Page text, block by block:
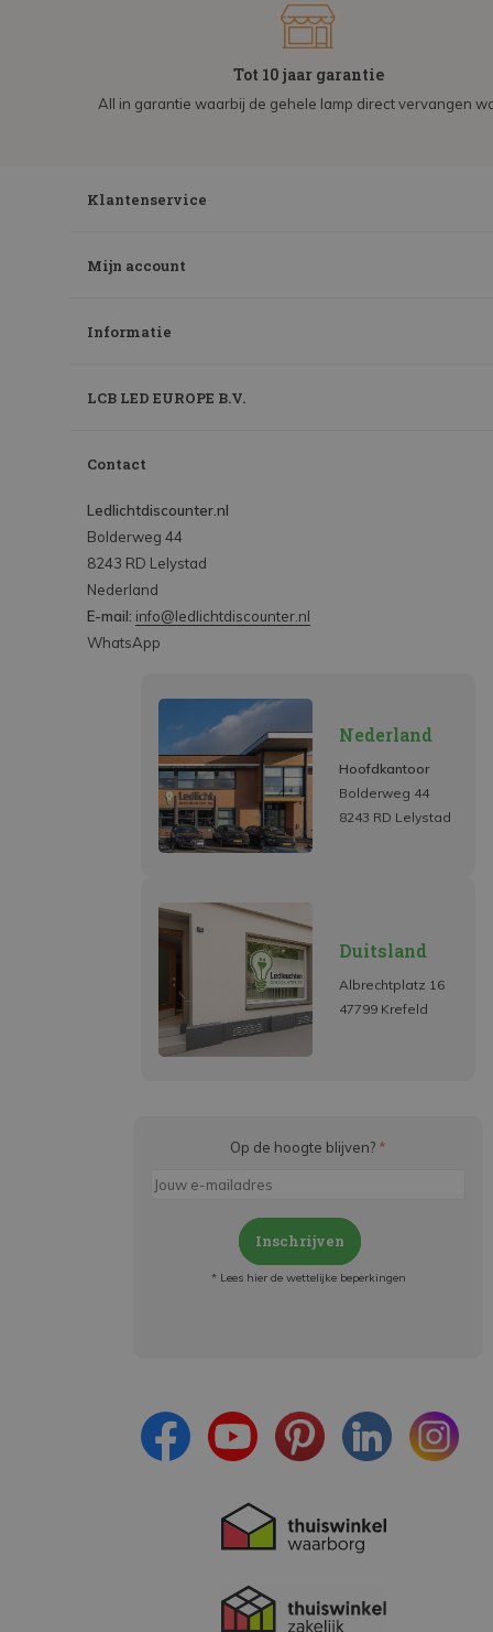
Tot 10 jaar garantie
All in garantie waarbij de gehele lamp direct vervangen
Klantenservice
Mijn account
Informatie
LCB LED EUROPE B.V.
Contact
Ledlichtdiscounter.nl
Bolderweg 44
8243 RD Lelystad
Nederland
E-mail: info@ledlichtdiscounter.nl
WhatsApp
Nederland
Hoofdkantoor
Bolderweg 44
8243 RD Lelystad
Duitsland
Albrechtplatz 16
47799 Krefeld
Op de hoogte blijven? *
Inschrijven
* Lees hier de wettelijke beperkingen